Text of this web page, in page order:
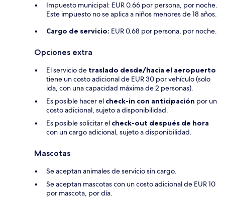
Impuesto municipal: EUR 0.66 por persona, por noche.
Este impuesto no se aplica a niños menores de 18 años.
Cargo de servicio: EUR 0.68 por persona, por noche.
Opciones extra
El servicio de traslado desde/hacia el aeropuerto
tiene un costo adicional de EUR 30 por vehículo (solo
ida, con una capacidad máxima de 2 personas).
Es posible hacer el check-in con anticipación por un
costo adicional, sujeto a disponibilidad.
Es posible solicitar el check-out después de hora
con un cargo adicional, sujeto a disponibilidad.
Mascotas
Se aceptan animales de servicio sin cargo.
Se aceptan mascotas con un costo adicional de EUR 10
por mascota, por día.